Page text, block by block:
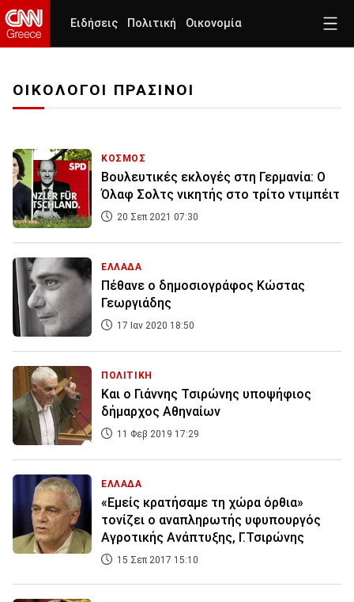
Ειδήσεις Πολιτική Οικονομία
ΟΙΚΟΛΟΓΟΙ ΠΡΑΣΙΝΟΙ
ΚΟΣΜΟΣ
Βουλευτικές εκλογές στη Γερμανία: Ο
Όλαφ Σολτς νικητής στο τρίτο ντιμπέιτ
20 Σεπ 2021 07:30
ΕΛΛΑΔΑ
Πέθανε ο δημοσιογράφος Κώστας
Γεωργιάδης
17 Ιαν 2020 18:50
ΠΟΛΙΤΙΚΗ
Και ο Γιάννης Τσιρώνης υποψήφιος
δήμαρχος Αθηναίων
11 Φεβ 2019 17:29
ΕΛΛΑΔΑ
«Εμείς κρατήσαμε τη χώρα όρθια»
τονίζει ο αναπληρωτής υφυπουργός
Αγροτικής Ανάπτυξης, Γ.Τσιρώνης
15 Σεπ 2017 15:10